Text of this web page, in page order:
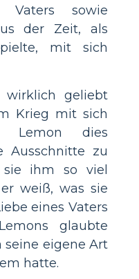
Vaters sowie
der Zeit, als
mit sich
wirklich geliebt
Krieg mit sich
Lemon dies
Ausschnitte zu
ihm so viel
weiß, was sie
eines Vaters
glaubte
seine eigene Art
hatte.